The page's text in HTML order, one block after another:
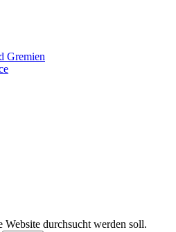
Gremien
durchsucht werden soll.